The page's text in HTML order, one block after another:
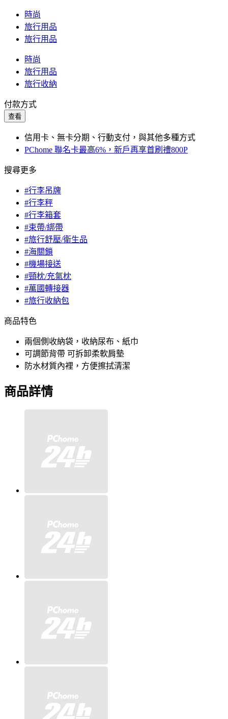
時尚
旅行用品
旅行用品
時尚
旅行用品
旅行收納
付款方式
查看
信用卡、無卡分期、行動支付，與其他多種方式
PChome 聯名卡最高6%，新戶再享首刷禮800P
搜尋更多
#行李吊牌
#行李秤
#行李箱套
#束帶/綁帶
#旅行舒壓/衛生品
#海關鎖
#機場接送
#頸枕/充氣枕
#萬國轉接器
#旅行收納包
商品特色
兩個側收納袋，收納尿布、紙巾
可調節背帶 可拆卸柔軟肩墊
防水材質內裡，方便擦拭清潔
商品詳情